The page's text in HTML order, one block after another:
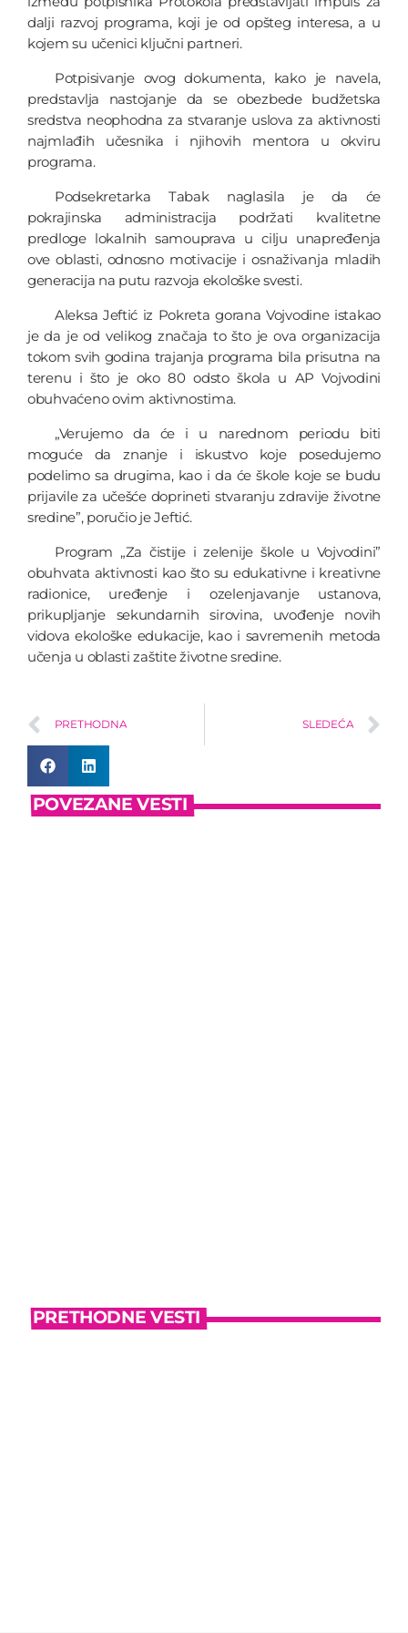
dalji razvoj programa, koji je od opšteg interesa, a u
kojem su učenici ključni partneri.
Potpisivanje ovog dokumenta, kako je navela,
predstavlja nastojanje da se obezbede budžetska
sredstva neophodna za stvaranje uslova za aktivnosti
najmlađih učesnika i njihovih mentora u okviru
programa.
Podsekretarka Tabak naglasila je da će
pokrajinska administracija podržati kvalitetne
predloge lokalnih samouprava u cilju unapređenja
ove oblasti, odnosno motivacije i osnaživanja mladih
generacija na putu razvoja ekološke svesti.
Aleksa Jeftić iz Pokreta gorana Vojvodine istakao
je da je od velikog značaja to što je ova organizacija
tokom svih godina trajanja programa bila prisutna na
terenu i što je oko 80 odsto škola u AP Vojvodini
obuhvaćeno ovim aktivnostima.
„Verujemo da će i u narednom periodu biti
moguće da znanje i iskustvo koje posedujemo
podelimo sa drugima, kao i da će škole koje se budu
prijavile za učešće doprineti stvaranju zdravije životne
sredine”, poručio je Jeftić.
Program „Za čistije i zelenije škole u Vojvodini”
obuhvata aktivnosti kao što su edukativne i kreativne
radionice, uređenje i ozelenjavanje ustanova,
prikupljanje sekundarnih sirovina, uvođenje novih
vidova ekološke edukacije, kao i savremenih metoda
učenja u oblasti zaštite životne sredine.
PRETHODNA SLEDEĆA
POVEZANE VESTI
PRETHODNE VESTI